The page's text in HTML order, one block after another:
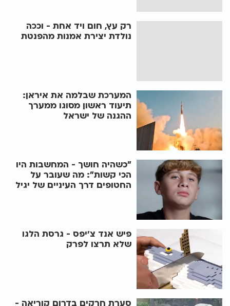
רק עץ, חום ויד אחת - וככה
נולדת יצירת אמנות מהפנטת
המערכת שבלמה את איראן:
תיעוד ראשון מסוגו ממערך
ההגנה של ישראל
״כשהיה חושך - המחשבות היו
הכי קשות״: מה שעובר על
החטופים דרך העיניים של יגיל
פיש אנד צ’יפס - גרסת הלגו
שלא תרצו לפרק
סערת חרקים בדרום קוריאה -